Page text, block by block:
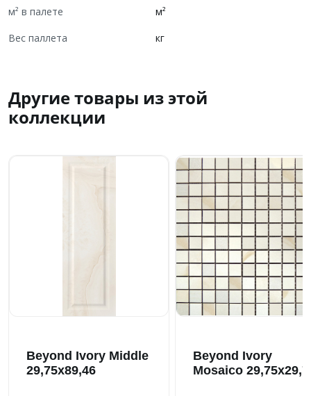
м² в палете
м²
Вес паллета
кг
Другие товары из этой
коллекции
Beyond Ivory Middle
29,75x89,46
Beyond Ivory
Mosaico